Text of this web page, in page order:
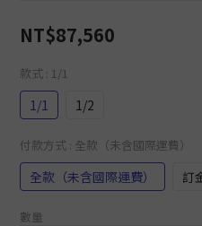
NT$87,560
款式 : 1/1
1/1 1/2
付款方式 : 全款（未含國際運費）
全款（未含國際運費） 訂
數量